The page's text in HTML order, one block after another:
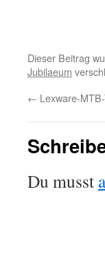
Dieser Beitrag
Jubilaeum
← Lexware-
Du musst